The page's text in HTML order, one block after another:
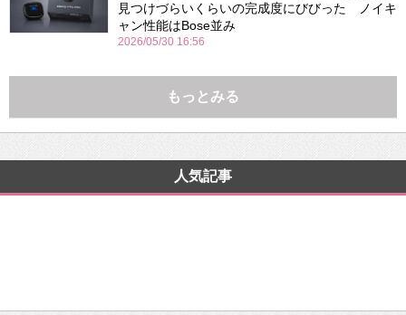
見つけづらいくらいの完成度にびびった ノイキ
ャン性能はBose並み
2026/05/30 16:56
もっとみる
人気記事